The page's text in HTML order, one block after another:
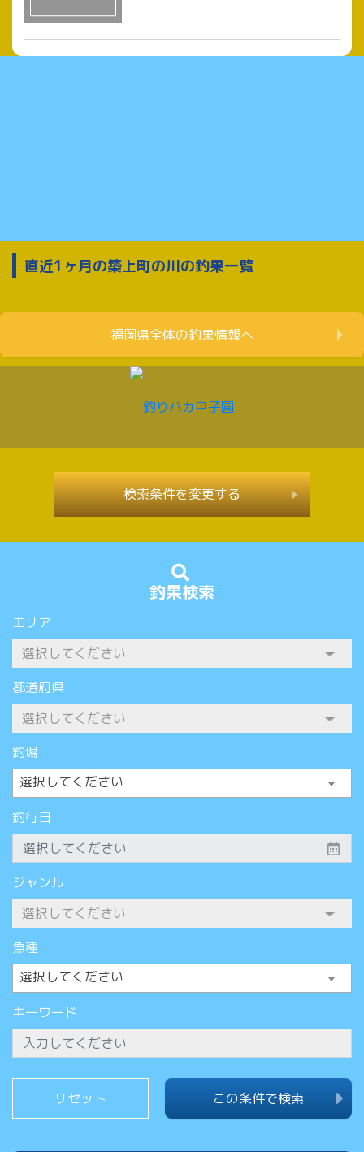
釣果検索
エリア
都道府県
釣場
選択してください
釣行日
ジャンル
魚種
選択してください
キーワード
この条件で検索
直近1ヶ月の築上町の川の釣果一覧
福岡県全体の釣果情報へ
検索条件を変更する